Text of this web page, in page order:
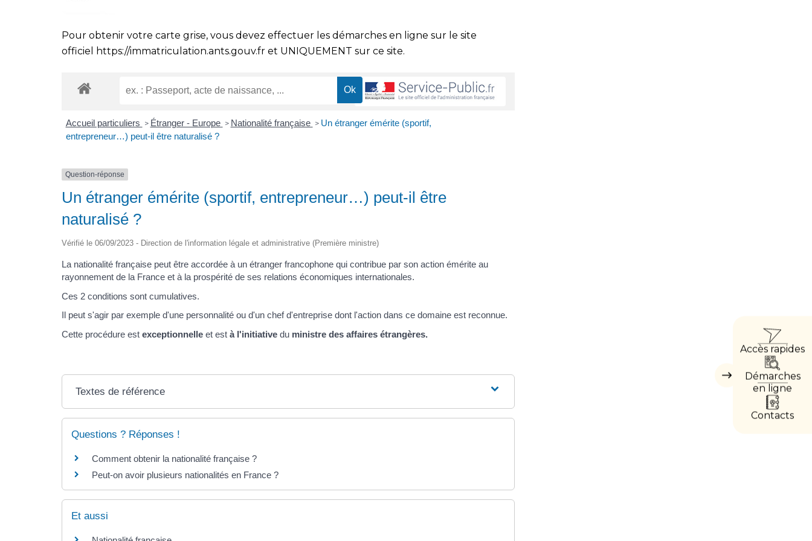
Masquer
Accès rapides
Démarches
en ligne
Contacts
Pour obtenir votre carte grise, vous devez effectuer les démarches en ligne sur le site
officiel
https://immatriculation.ants.gouv.fr et UNIQUEMENT sur ce site.
Accueil particuliers > Étranger - Europe > Nationalité française > Un étranger émérite (sportif,
entrepreneur…) peut-il être naturalisé ?
Question-réponse
Un étranger émérite (sportif, entrepreneur…) peut-il être
naturalisé ?
Vérifié le 06/09/2023 - Direction de l'information légale et administrative (Première ministre)
La nationalité française peut être accordée à un étranger francophone qui contribue par son action émérite au
rayonnement de la France et à la prospérité de ses relations économiques internationales.
Ces 2 conditions sont cumulatives.
Il peut s'agir par exemple d'une personnalité ou d'un chef d'entreprise dont l'action dans ce domaine est reconnue.
Cette procédure est exceptionnelle et est à l'initiative du ministre des affaires étrangères.
Textes de référence
Questions ? Réponses !
Comment obtenir la nationalité française ?
Peut-on avoir plusieurs nationalités en France ?
Et aussi